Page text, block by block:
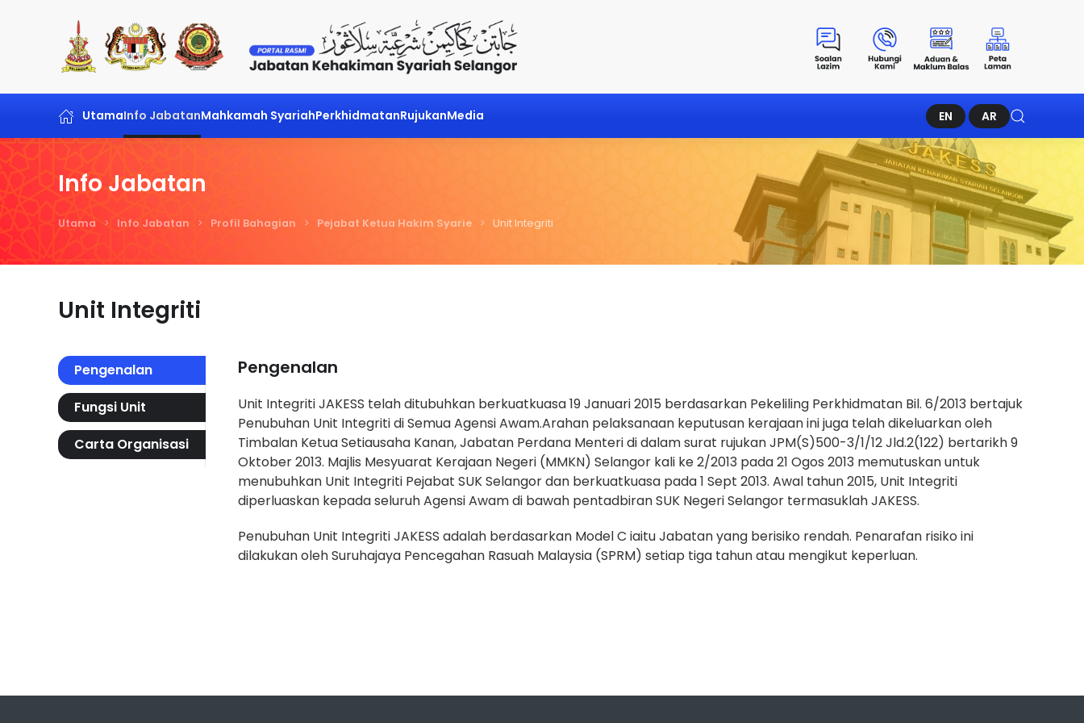
Skip to main content
UtamaInfo JabatanMahkamah SyariahPerkhidmatanRujukanMedia EN AR
Info Jabatan
Utama Info Jabatan Profil Bahagian Pejabat Ketua Hakim Syarie Unit Integriti
Unit Integriti
Pengenalan
Fungsi Unit
Carta Organisasi
Pengenalan
Unit Integriti JAKESS telah ditubuhkan berkuatkuasa 19 Januari 2015 berdasarkan Pekeliling Perkhidmatan Bil. 6/2013 bertajuk
Penubuhan Unit Integriti di Semua Agensi Awam.Arahan pelaksanaan keputusan kerajaan ini juga telah dikeluarkan oleh
Timbalan Ketua Setiausaha Kanan, Jabatan Perdana Menteri di dalam surat rujukan JPM(S)500-3/1/12 Jld.2(122) bertarikh 9
Oktober 2013. Majlis Mesyuarat Kerajaan Negeri (MMKN) Selangor kali ke 2/2013 pada 21 Ogos 2013 memutuskan untuk
menubuhkan Unit Integriti Pejabat SUK Selangor dan berkuatkuasa pada 1 Sept 2013. Awal tahun 2015, Unit Integriti
diperluaskan kepada seluruh Agensi Awam di bawah pentadbiran SUK Negeri Selangor termasuklah JAKESS.
Penubuhan Unit Integriti JAKESS adalah berdasarkan Model C iaitu Jabatan yang berisiko rendah. Penarafan risiko ini
dilakukan oleh Suruhajaya Pencegahan Rasuah Malaysia (SPRM) setiap tiga tahun atau mengikut keperluan.